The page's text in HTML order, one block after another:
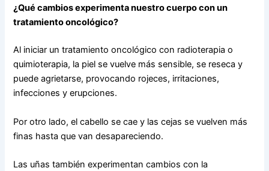
¿Qué cambios experimenta nuestro cuerpo con un
tratamiento oncológico?
Al iniciar un tratamiento oncológico con radioterapia o
quimioterapia, la piel se vuelve más sensible, se reseca y
puede agrietarse, provocando rojeces, irritaciones,
infecciones y erupciones.
Por otro lado, el cabello se cae y las cejas se vuelven más
finas hasta que van desapareciendo.
Las uñas también experimentan cambios con la